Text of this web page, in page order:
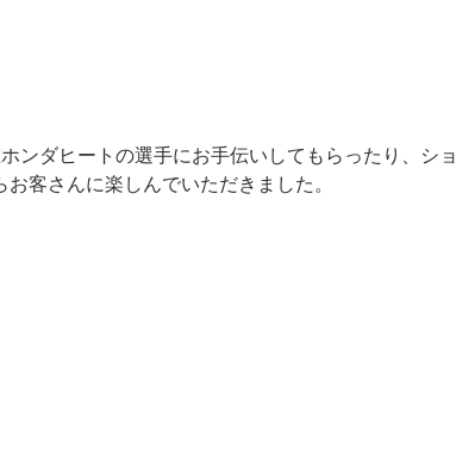
ンダヒートの選手にお手伝いしてもらったり、ショ
客さんに楽しんでいただきました。